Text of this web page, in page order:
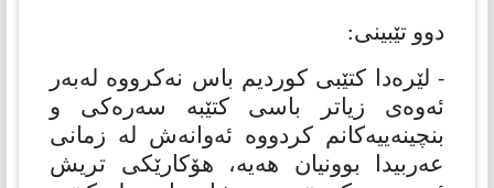
دوو تێبینی:
- لێرەدا كتێبی كوردیم باس نەكرووە لەبەر
ئەوەی زیاتر باسی كتێبە سەرەكی و
بنچینەییەكانم كردووە ئەوانەش لە زمانی
عەربیدا بوونیان هەیە، هۆكارێكی تریش